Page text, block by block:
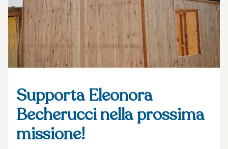
Supporta Eleonora
Becherucci nella prossima
missione!